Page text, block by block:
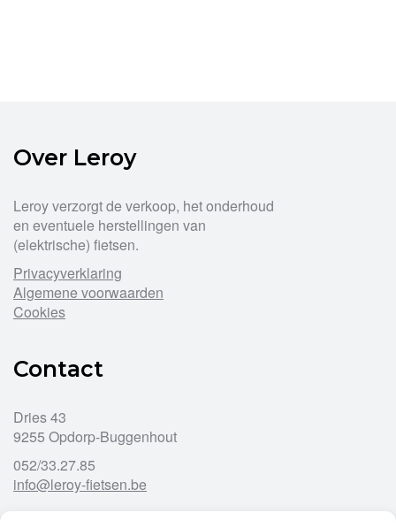
Over Leroy
Leroy verzorgt de verkoop, het onderhoud
en eventuele herstellingen van
(elektrische) fietsen.
Privacyverklaring
Algemene voorwaarden
Cookies
Contact
Dries 43
9255 Opdorp-Buggenhout
052/33.27.85
info@leroy-fietsen.be